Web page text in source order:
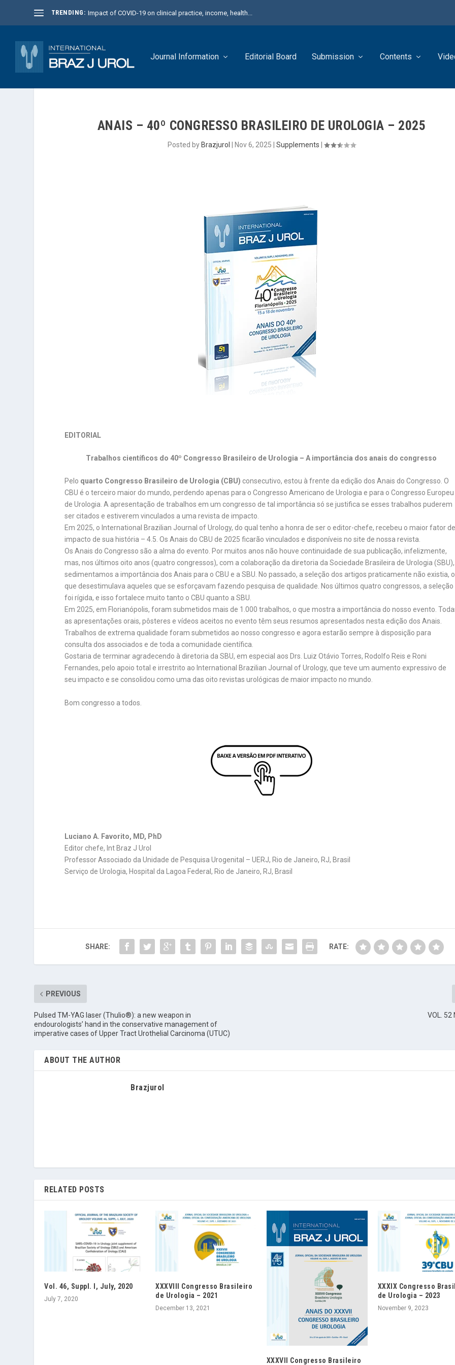
TRENDING: Impact of COVID-19 on clinical practice, income, health...
Journal Information Editorial Board Submission Contents
ANAIS – 40º CONGRESSO BRASILEIRO DE UROLOGIA – 2025
Posted by Brazjurol Nov 6, 2025 Supplements
EDITORIAL
Trabalhos científicos do 40º Congresso Brasileiro de Urologia – A importância dos anais do congresso
Pelo quarto Congresso Brasileiro de Urologia (CBU) consecutivo, estou à frente da edição dos Anais do Congresso. O
CBU é o terceiro maior do mundo, perdendo apenas para o Congresso Americano de Urologia e para o Congresso Europeu
de Urologia. A apresentação de trabalhos em um congresso de tal importância só se justifica se esses trabalhos puderem
ser citados e estiverem vinculados a uma revista de impacto.
Em 2025, o International Brazilian Journal of Urology, do qual tenho a honra de ser o editor-chefe, recebeu o maior fator de
impacto de sua história – 4.5. Os Anais do CBU de 2025 ficarão vinculados e disponíveis no site de nossa revista.
Os Anais do Congresso são a alma do evento. Por muitos anos não houve continuidade de sua publicação, infelizmente,
mas, nos últimos oito anos (quatro congressos), com a colaboração da diretoria da Sociedade Brasileira de Urologia (SBU),
sedimentamos a importância dos Anais para o CBU e a SBU. No passado, a seleção dos artigos praticamente não existia, o
que desestimulava aqueles que se esforçavam fazendo pesquisa de qualidade. Nos últimos quatro congressos, a seleção
foi rígida, e isso fortalece muito tanto o CBU quanto a SBU.
Em 2025, em Florianópolis, foram submetidos mais de 1.000 trabalhos, o que mostra a importância do nosso evento.
as apresentações orais, pôsteres e vídeos aceitos no evento têm seus resumos apresentados nesta edição dos Anais.
Trabalhos de extrema qualidade foram submetidos ao nosso congresso e agora estarão sempre à disposição para
consulta dos associados e de toda a comunidade científica.
Gostaria de terminar agradecendo à diretoria da SBU, em especial aos Drs. Luiz Otávio Torres, Rodolfo Reis e Roni
Fernandes, pelo apoio total e irrestrito ao International Brazilian Journal of Urology, que teve um aumento expressivo de
seu impacto e se consolidou como uma das oito revistas urológicas de maior impacto no mundo.
Bom congresso a todos.
Luciano A. Favorito, MD, PhD
Editor chefe, Int Braz J Urol
Professor Associado da Unidade de Pesquisa Urogenital – UERJ, Rio de Janeiro, RJ, Brasil
Serviço de Urologia, Hospital da Lagoa Federal, Rio de Janeiro, RJ, Brasil
SHARE: RATE:
PREVIOUS
Pulsed TM-YAG laser (Thulio®): a new weapon in
endourologists’ hand in the conservative management of
imperative cases of Upper Tract Urothelial Carcinoma (UTUC)
VOL. 52
ABOUT THE AUTHOR
Brazjurol
RELATED POSTS
Vol. 46, Suppl. I, July, 2020
July 7, 2020
XXXVIII Congresso Brasileiro
de Urologia – 2021
December 13, 2021
XXXVII Congresso Brasileiro
XXXIX Congresso
de Urologia – 2023
November 9, 2023